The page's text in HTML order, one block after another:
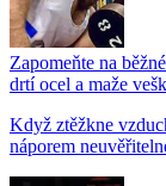
Zapomeňte na
drtí ocel a maže
Když ztěžkne
náporem